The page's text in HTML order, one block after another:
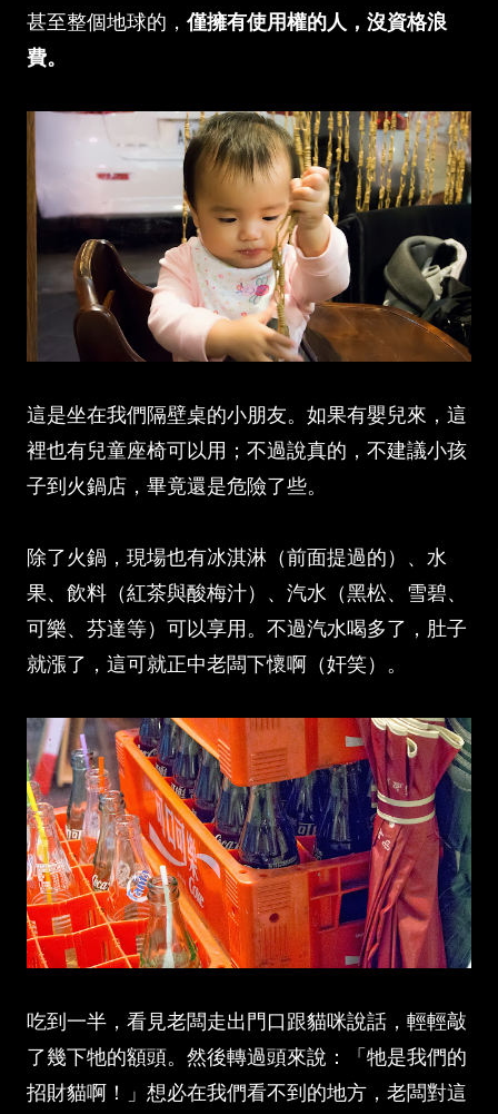
甚至整個地球的，僅擁有使用權的人，沒資格浪
費。
這是坐在我們隔壁桌的小朋友。如果有嬰兒來，這
裡也有兒童座椅可以用；不過說真的，不建議小孩
子到火鍋店，畢竟還是危險了些。
除了火鍋，現場也有冰淇淋（前面提過的）、水
果、飲料（紅茶與酸梅汁）、汽水（黑松、雪碧、
可樂、芬達等）可以享用。不過汽水喝多了，肚子
就漲了，這可就正中老闆下懷啊（奸笑）。
吃到一半，看見老闆走出門口跟貓咪說話，輕輕敲
了幾下牠的額頭。然後轉過頭來說：「牠是我們的
招財貓啊！」想必在我們看不到的地方，老闆對這